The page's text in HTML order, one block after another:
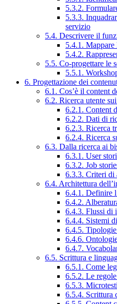
5.3.2.
5.3.3.
servizio
5.4. Descrivere il
5.4.1. Mappare
5.4.2.
5.5. Co-progettare le
5.5.1.
6. Progettazione dei
6.1. Cos’è il content
6.2. Ricerca utente
6.2.1. Content
6.2.2. Dati di
6.2.3. Ricerca
6.2.4. Ricerca
6.3. Dalla ricerca ai
6.3.1. User
6.3.2. Job
6.3.3. Criteri di
6.4. Architettura
6.4.1. Definire
6.4.2.
6.4.3. Flussi di
6.4.4. Sistemi
6.4.5.
6.4.6.
6.4.7.
6.5. Scrittura e
6.5.1. Come
6.5.2. Le
6.5.3. Microtesti
6.5.4. Scrittura